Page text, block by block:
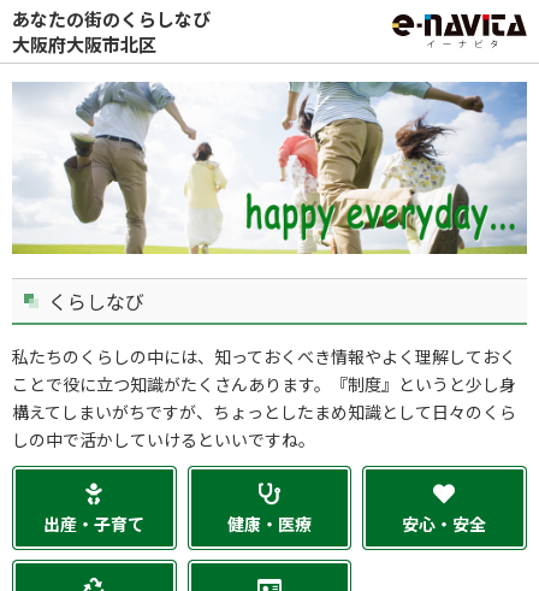
あなたの街のくらしなび
大阪府大阪市北区
くらしなび
私たちのくらしの中には、知っておくべき情報やよく理解しておく
ことで役に立つ知識がたくさんあります。『制度』というと少し身
構えてしまいがちですが、ちょっとしたまめ知識として日々のくら
しの中で活かしていけるといいですね。
出産・子育て 健康・医療 安心・安全